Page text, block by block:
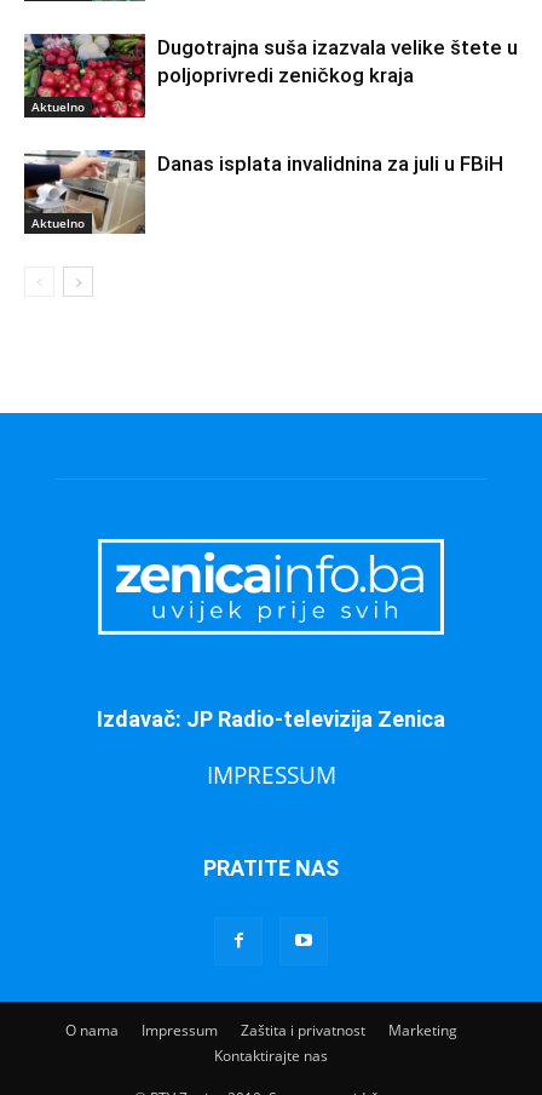
Aktuelno
Dugotrajna suša izazvala velike štete u
poljoprivredi zeničkog kraja
Aktuelno
Danas isplata invalidnina za juli u FBiH
Izdavač: JP Radio-televizija Zenica
IMPRESSUM
PRATITE NAS
O nama Impressum Zaštita i privatnost
Marketing
Kontaktirajte nas